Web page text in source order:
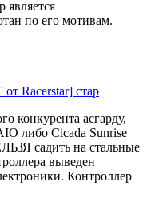
является
по его мотивам.
Racerstar] стар
конкурента асгарду,
либо Cicada Sunrise
садить на стальные
выведен
Контроллер